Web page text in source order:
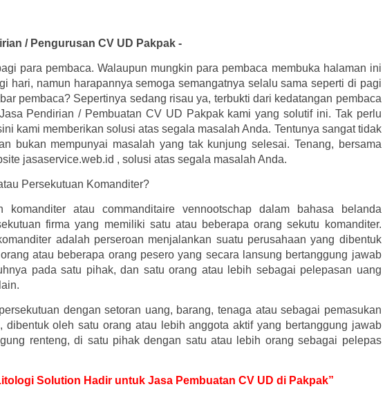
/ Pengurusan CV UD Pakpak -
para pembaca. Walaupun mungkin para pembaca membuka halaman ini
hari, namun harapannya semoga semangatnya selalu sama seperti di pagi
pembaca? Sepertinya sedang risau ya, terbukti dari kedatangan pembaca
Pendirian / Pembuatan CV UD Pakpak kami yang solutif ini. Tak perlu
kami memberikan solusi atas segala masalah Anda. Tentunya sangat tidak
bukan mempunyai masalah yang tak kunjung selesai. Tenang, bersama
jasaservice.web.id , solusi atas segala masalah Anda.
Persekutuan Komanditer?
komanditer atau commanditaire vennootschap dalam bahasa belanda
firma yang memiliki satu atau beberapa orang sekutu komanditer.
adalah perseroan menjalankan suatu perusahaan yang dibentuk
atau beberapa orang pesero yang secara lansung bertanggung jawab
pada satu pihak, dan satu orang atau lebih sebagai pelepasan uang
dengan setoran uang, barang, tenaga atau sebagai pemasukan
dibentuk oleh satu orang atau lebih anggota aktif yang bertanggung jawab
renteng, di satu pihak dengan satu atau lebih orang sebagai pelepas
Solution Hadir untuk Jasa Pembuatan CV UD di Pakpak”